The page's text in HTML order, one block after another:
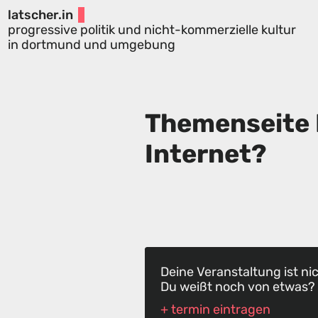
latscher.in
progressive politik und nicht-kommerzielle kultur
in dortmund und umgebung
Themenseite
Internet?
Deine Veranstaltung ist
Du weißt noch von etwas?
+ termin eintragen